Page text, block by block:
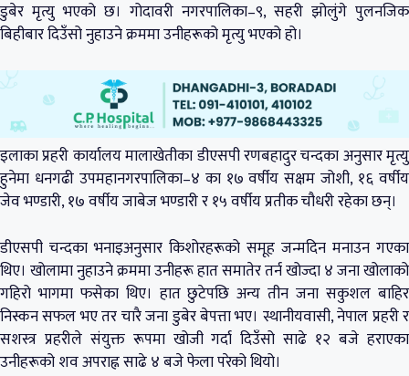
डुबेर मृत्यु भएको छ। गोदावरी नगरपालिका–९, सहरी झोलुंगे पुलनजिक
बिहीबार दिउँसो नुहाउने क्रममा उनीहरूको मृत्यु भएको हो।
इलाका प्रहरी कार्यालय मालाखेतीका डीएसपी रणबहादुर चन्दका अनुसार मृत्यु
हुनेमा धनगढी उपमहानगरपालिका–४ का १७ वर्षीय सक्षम जोशी, १६ वर्षीय
जेव भण्डारी, १७ वर्षीय जाबेज भण्डारी र १५ वर्षीय प्रतीक चौधरी रहेका छन्।
डीएसपी चन्दका भनाइअनुसार किशोरहरूको समूह जन्मदिन मनाउन गएका
थिए। खोलामा नुहाउने क्रममा उनीहरू हात समातेर तर्न खोज्दा ४ जना खोलाको
गहिरो भागमा फसेका थिए। हात छुटेपछि अन्य तीन जना सकुशल बाहिर
निस्कन सफल भए तर चारै जना डुबेर बेपत्ता भए। स्थानीयवासी, नेपाल प्रहरी र
सशस्त्र प्रहरीले संयुक्त रूपमा खोजी गर्दा दिउँसो साढे १२ बजे हराएका
उनीहरूको शव अपराह्न साढे ४ बजे फेला परेको थियो।